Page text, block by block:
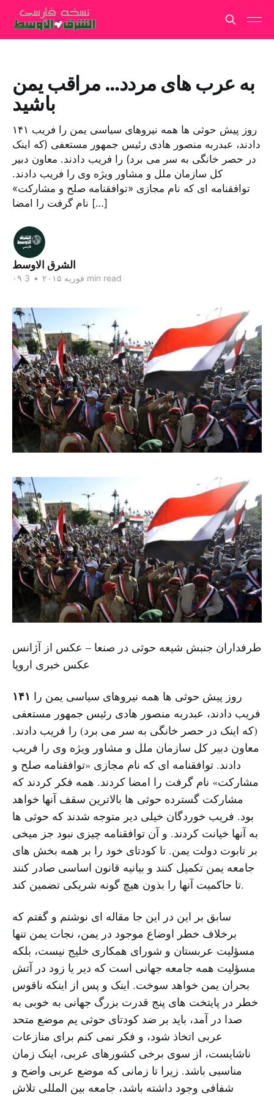
به عرب های مردد… مراقب یمن
باشید
۱۴۱ روز پیش حوثی ها همه نیروهای سیاسی یمن را فریب
دادند، عبدربه منصور هادی رئیس جمهور مستعفی (که اینک
در حصر خانگی به سر می برد) را فریب دادند. معاون دبیر
کل سازمان ملل و مشاور ویژه وی را فریب دادند.
توافقنامه ای که نام مجازی «توافقنامه صلح و مشارکت»
نام گرفت را امضا […]
الشرق الاوسط
۰۹ فوریه ۲۰۱۵ • 3 min read
طرفداران جنبش شیعه حوثی در صنعا – عکس از آژانس
عکس خبری اروپا
۱۴۱ روز پیش حوثی ها همه نیروهای سیاسی یمن را
فریب دادند، عبدربه منصور هادی رئیس جمهور مستعفی
(که اینک در حصر خانگی به سر می برد) را فریب دادند.
معاون دبیر کل سازمان ملل و مشاور ویژه وی را فریب
دادند. توافقنامه ای که نام مجازی «توافقنامه صلح و
مشارکت» نام گرفت را امضا کردند. همه فکر کردند که
مشارکت گسترده حوثی ها بالاترین سقف آنها خواهد
بود. فریب خوردگان خیلی دیر متوجه شدند که حوثی ها
به آنها خیانت کردند. و آن توافقنامه چیزی نبود جز میخی
بر تابوت دولت یمن. تا کودتای خود را بر همه بخش های
جامعه یمن تکمیل کنند و بیانیه قانون اساسی صادر کنند
تا حاکمیت آنها را بذون هیچ گونه شریکی تضمین کند.
سابق بر این در این جا مقاله ای نوشتم و گفتم که
برخلاف خطر اوضاع موجود در یمن، نجات یمن تنها
مسؤلیت عربستان و شورای همکاری خلیج نیست، بلکه
مسؤلیت همه جامعه جهانی است که دیر یا زود در آتش
بحران یمن خواهد سوخت. اینک و پس از اینکه ناقوس
خطر در پایتخت های پنج قدرت بزرگ جهانی به خوبی به
صدا در آمد، باید بر ضد کودتای حوثی یم موضع متحد
عربی اتخاذ شود، و فکر نمی کنم برای منازعات
ناشایست، از سوی برخی کشورهای عربی، اینک زمان
مناسبی باشد. زیرا تا زمانی که موضع عربی واضح و
شفافی وجود داشته باشد، جامعه بین المللی تلاش